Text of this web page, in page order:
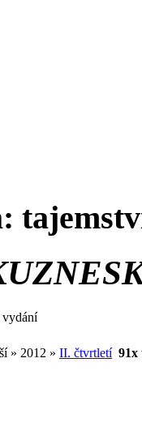
vydání
» 2012 » II. čtvrtletí 91x